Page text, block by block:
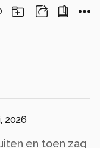
2026
en toen zag